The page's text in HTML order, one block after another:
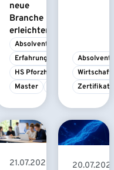
neue
Branche
erleichtert
Absolvent/-in
Erfahrungsbericht
HS Pforzheim
Master
21.07.2026 20.07.2026